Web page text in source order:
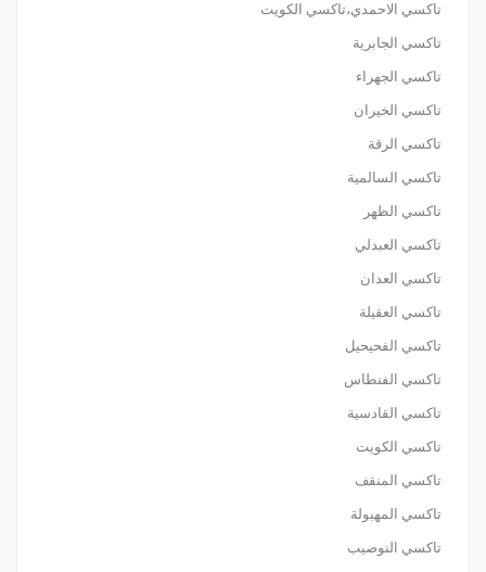
تاكسي الاحمدي،تاكسي الكويت
تاكسي الجابرية
تاكسي الجهراء
تاكسي الخيران
تاكسي الرقة
تاكسي السالمية
تاكسي الظهر
تاكسي العبدلي
تاكسي العدان
تاكسي العقيلة
تاكسي الفحيحيل
تاكسي الفنطاس
تاكسي القادسية
تاكسي الكويت
تاكسي المنقف
تاكسي المهبولة
تاكسي النوصيب